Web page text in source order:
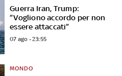
Guerra Iran, Trump:
“Vogliono accordo per non
essere attaccati”
07 ago - 23:55
MONDO